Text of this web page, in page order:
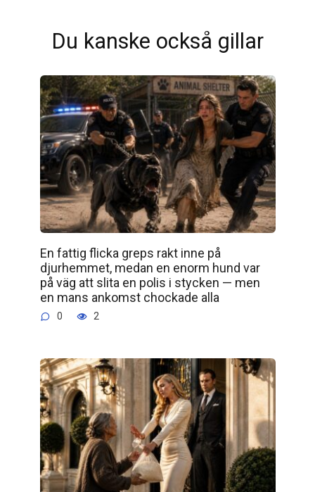
Du kanske också gillar
En fattig flicka greps rakt inne på
djurhemmet, medan en enorm hund var
på väg att slita en polis i stycken — men
en mans ankomst chockade alla
0 2